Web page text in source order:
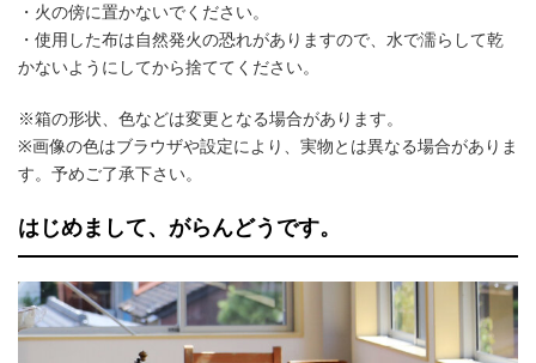
・火の傍に置かないでください。
・使用した布は自然発火の恐れがありますので、水で濡らして乾
かないようにしてから捨ててください。
※箱の形状、色などは変更となる場合があります。
※画像の色はブラウザや設定により、実物とは異なる場合がありま
す。予めご了承下さい。
はじめまして、がらんどうです。